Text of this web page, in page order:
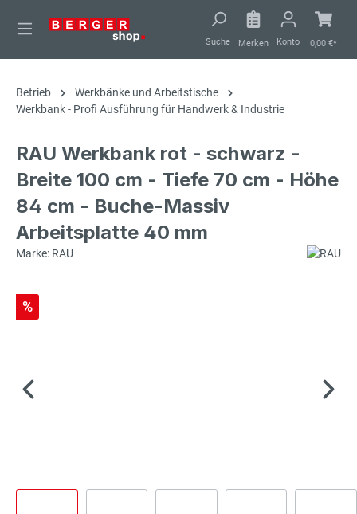
springen
Suche Merken Konto 0,00 €*
Betrieb
Werkbänke und Arbeitstische
Werkbank - Profi Ausführung für Handwerk & Industrie
RAU Werkbank rot - schwarz -
Breite 100 cm - Tiefe 70 cm - Höhe
84 cm - Buche-Massiv
Arbeitsplatte 40 mm
Marke: RAU
%